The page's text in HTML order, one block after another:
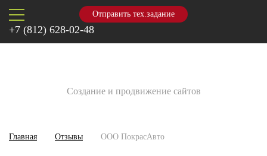
Отправить тех.задание
+7 (812) 628-02-48
Создание и продвижение сайтов
Главная Отзывы ООО ПокрасАвто